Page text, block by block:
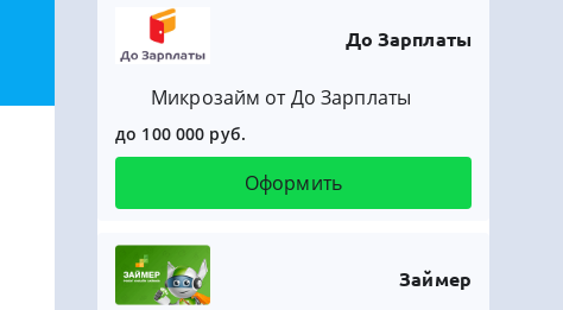
До Зарплаты
Микрозайм от До Зарплаты
до 100 000 руб.
Оформить
Займер